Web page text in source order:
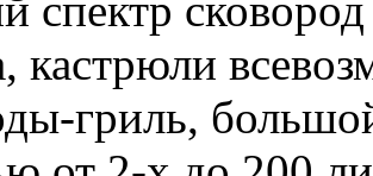
спектр
кастрюли
гриль,